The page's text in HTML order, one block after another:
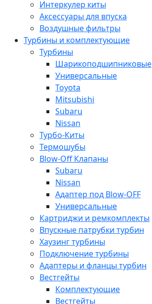
Интеркулер киты
Аксессуары для впуска
Воздушные фильтры
Турбины и комплектующие
Турбины
Шарикоподшипниковые
Универсальные
Toyota
Mitsubishi
Subaru
Nissan
Турбо-Киты
Термошубы
Blow-Off Клапаны
Subaru
Nissan
Адаптер под Blow-OFF
Универсальные
Картриджи и ремкомплекты
Впускные патрубки турбин
Хаузинг турбины
Подключение турбины
Адаптеры и фланцы турбин
Вестгейты
Комплектующие
Вестгейты